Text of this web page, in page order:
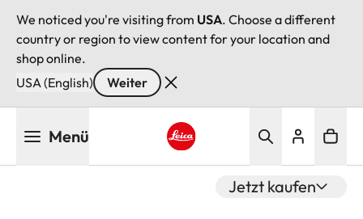
We noticed you're visiting from USA. Choose a different
country or region to view content for your location and
shop online.
USA (English)
Weiter
Menü
Jetzt kaufen